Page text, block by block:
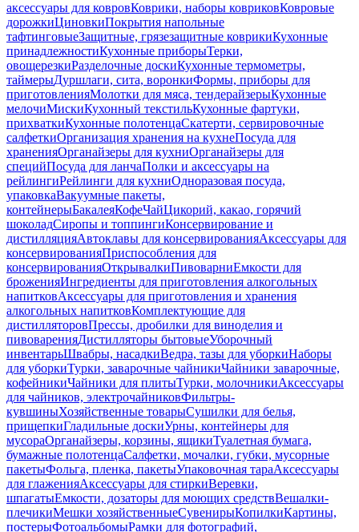
аксессуары для ковровКоврики, наборы ковриковКовровые
дорожкиЦиновкиПокрытия напольные
тафтинговыеЗащитные, грязезащитные коврикиКухонные
принадлежностиКухонные приборыТерки,
овощерезкиРазделочные доскиКухонные термометры,
таймерыДуршлаги, сита, воронкиФормы, приборы для
приготовленияМолотки для мяса, тендерайзерыКухонные
мелочиМискиКухонный текстильКухонные фартуки,
прихваткиКухонные полотенцаСкатерти, сервировочные
салфеткиОрганизация хранения на кухнеПосуда для
храненияОрганайзеры для кухниОрганайзеры для
специйПосуда для ланчаПолки и аксессуары на
рейлингиРейлинги для кухниОдноразовая посуда,
упаковкаВакуумные пакеты,
контейнерыБакалеяКофеЧайЦикорий, какао, горячий
шоколадСиропы и топпингиКонсервирование и
дистилляцияАвтоклавы для консервированияАксессуары для
консервированияПриспособления для
консервированияОткрывалкиПивоварниЕмкости для
броженияИнгредиенты для приготовления алкогольных
напитковАксессуары для приготовления и хранения
алкогольных напитковКомплектующие для
дистилляторовПрессы, дробилки для виноделия и
пивоваренияДистилляторы бытовыеУборочный
инвентарьШвабры, насадкиВедра, тазы для уборкиНаборы
для уборкиТурки, заварочные чайникиЧайники заварочные,
кофейникиЧайники для плитыТурки, молочникиАксессуары
для чайников, электрочайниковФильтры-
кувшиныХозяйственные товарыСушилки для белья,
прищепкиГладильные доскиУрны, контейнеры для
мусораОрганайзеры, корзины, ящикиТуалетная бумага,
бумажные полотенцаСалфетки, мочалки, губки, мусорные
пакетыФольга, пленка, пакетыУпаковочная тараАксессуары
для глаженияАксессуары для стиркиВеревки,
шпагатыЕмкости, дозаторы для моющих средствВешалки-
плечикиМешки хозяйственныеСувенирыКопилкиКартины,
постерыФотоальбомыРамки для фотографий,